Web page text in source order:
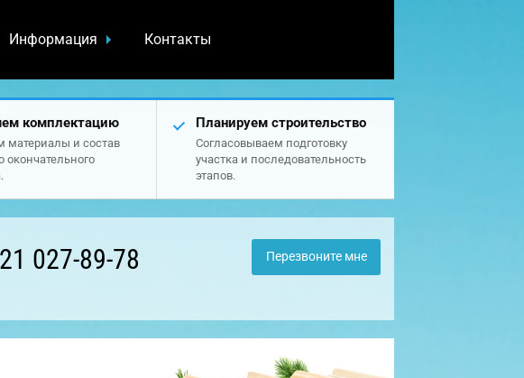
Информация Контакты
комплектацию
материалы и состав
окончательного
Планируем строительство
Согласовываем подготовку
участка и последовательность
этапов.
027-89-78 Перезвоните мне